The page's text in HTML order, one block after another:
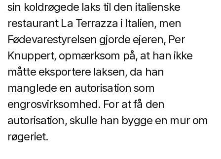
sin koldrøgede laks til den italienske
restaurant La Terrazza i Italien, men
Fødevarestyrelsen gjorde ejeren, Per
Knuppert, opmærksom på, at han ikke
måtte eksportere laksen, da han
manglede en autorisation som
engrosvirksomhed. For at få den
autorisation, skulle han bygge en mur om
røgeriet.